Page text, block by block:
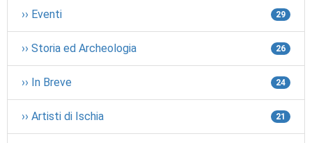
›› Eventi 29
›› Storia ed Archeologia 26
›› In Breve 24
›› Artisti di Ischia 21